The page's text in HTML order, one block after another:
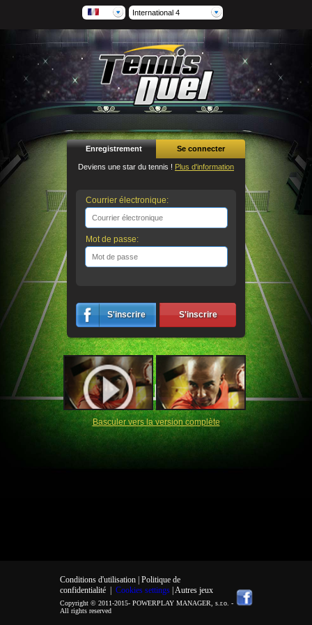
International 4
Enregistrement Se connecter
Deviens une star du tennis ! Plus d'information
Courrier électronique:
Mot de passe:
S'inscrire S'inscrire
Basculer vers la version complète
Conditions d'utilisation | Politique de
confidentialité| Cookies settings | Autres jeux
Copyright © 2011-2015- POWERPLAY MANAGER, s.r.o. -
All rights reserved